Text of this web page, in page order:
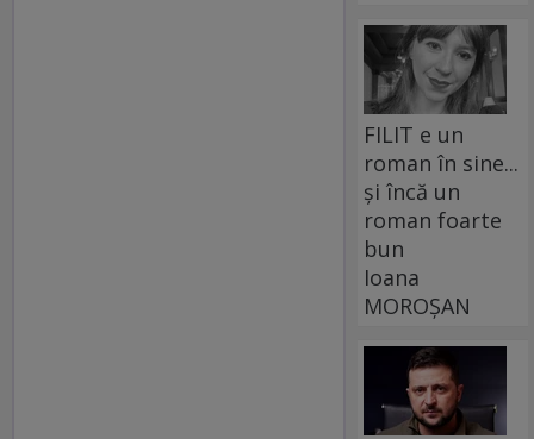
FILIT e un
roman în sine...
și încă un
roman foarte
bun
Ioana
MOROȘAN